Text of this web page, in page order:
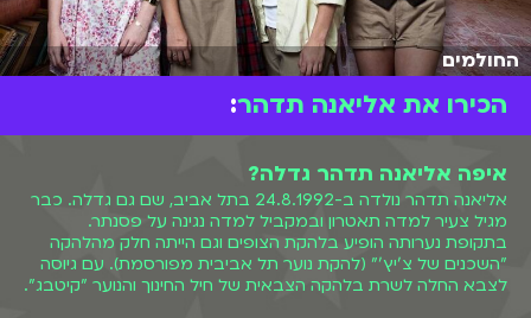
החולמים
הכירו את אליאנה תדהר:
איפה אליאנה תדהר גדלה?
אליאנה תדהר נולדה ב-24.8.1992 בתל אביב, שם גם גדלה. כבר
מגיל צעיר למדה תאטרון ובמקביל למדה נגינה על פסנתר.
בתקופת נערותה הופיע בלהקת הצופים וגם הייתה חלק מהלהקה
"השכנים של צ'יץ'" (להקת נוער תל אביבית מפורסמת). עם גיוסה
לצבא החלה לשרת בלהקה הצבאית של חיל החינוך והנוער "קיטבג".